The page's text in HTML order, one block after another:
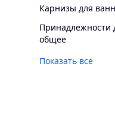
Карнизы для
Принадлежности
общее
Показать все